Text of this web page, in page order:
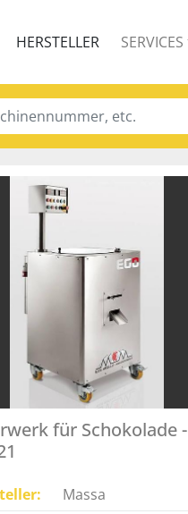
HERSTELLER SERVICES
für Schokolade -
Massa